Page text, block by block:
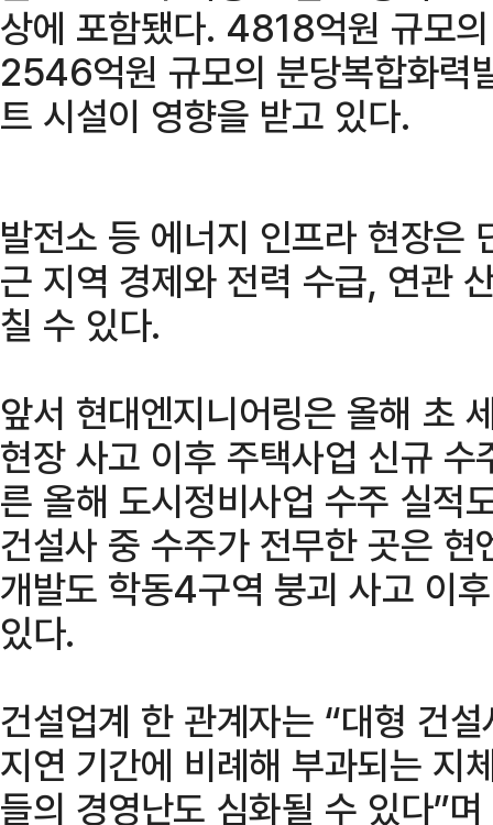
상에 포함됐다. 4818억원 규모
2546억원 규모의 분당복합화력
트 시설이 영향을 받고 있다.
발전소 등 에너지 인프라 현장은
근 지역 경제와 전력 수급, 연관
칠 수 있다.
앞서 현대엔지니어링은 올해 초
현장 사고 이후 주택사업 신규
른 올해 도시정비사업 수주 실적
건설사 중 수주가 전무한 곳은
개발도 학동4구역 붕괴 사고 이
있다.
건설업계 한 관계자는 “대형 건
지연 기간에 비례해 부과되는 지
들의 경영난도 심화될 수 있다”